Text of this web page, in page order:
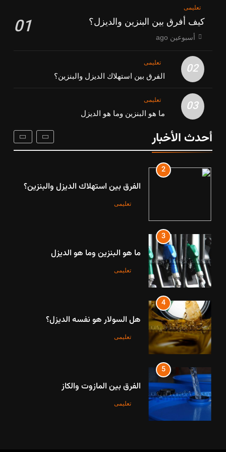
تعليمی
كيف أفرق بين البنزين والديزل؟ 01 أسبوعين ago
02 تعليمی
الفرق بين استهلاك الديزل والبنزين؟
03 تعليمی
ما هو البنزين وما هو الديزل
أحدث الأخبار
1
الفرق بين استهلاك الديزل والبنزين؟
3
ما هو البنزين وما هو الديزل
تعليمی
4
هل السولار هو نفسه الديزل؟
تعليمی
5
الفرق بين المازوت والكاز
تعليمی
6
أشياء ليس لها تاريخ انتهاء
تعليمی